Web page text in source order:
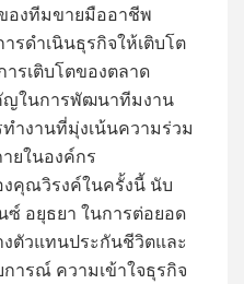
องทีมขายมืออาชีพ
รดำเนินธุรกิจให้เติบโต
ารเติบโตของตลาด
ญในการพัฒนาทีมงาน
ำงานที่มุ่งเน้นความร่วม
ยในองค์กร
ณวิรงค์ในครั้งนี้ นับ
อยุธยา ในการต่อยอด
ตัวแทนประกันชีวิตและ
ารณ์ ความเข้าใจธุรกิจ